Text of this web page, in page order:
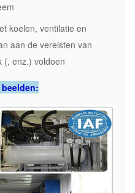
koelen, ventilatie en
aan de vereisten van
(, enz.) voldoen